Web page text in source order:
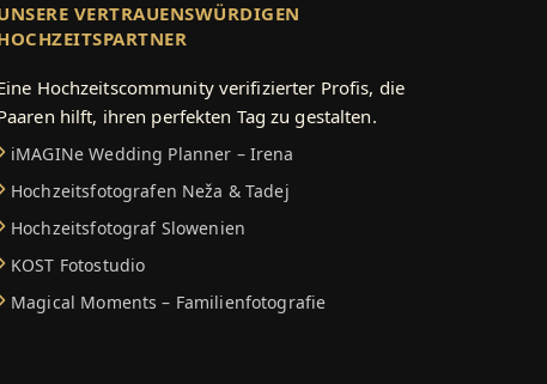
VERTRAUENSWÜRDIGEN
Hochzeitscommunity verifizierter Profis, die
hilft, ihren perfekten Tag zu gestalten.
iMAGINe Wedding Planner – Irena
Hochzeitsfotografen Neža & Tadej
Hochzeitsfotograf Slowenien
KOST Fotostudio
Magical Moments – Familienfotografie